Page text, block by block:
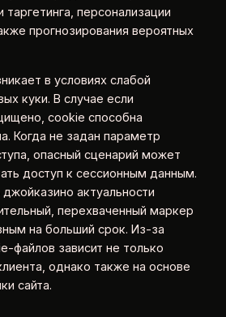
персонализации
прогнозирования вероятных
в условиях слабой
куки. В случае если
cookie способна
Когда не задан параметр
опасный сценарий может
доступ к сессионным данным.
актуальности
перехваченный маркер
на больший срок. Из-за
файлов зависит не только
однако также на основе
сайта.